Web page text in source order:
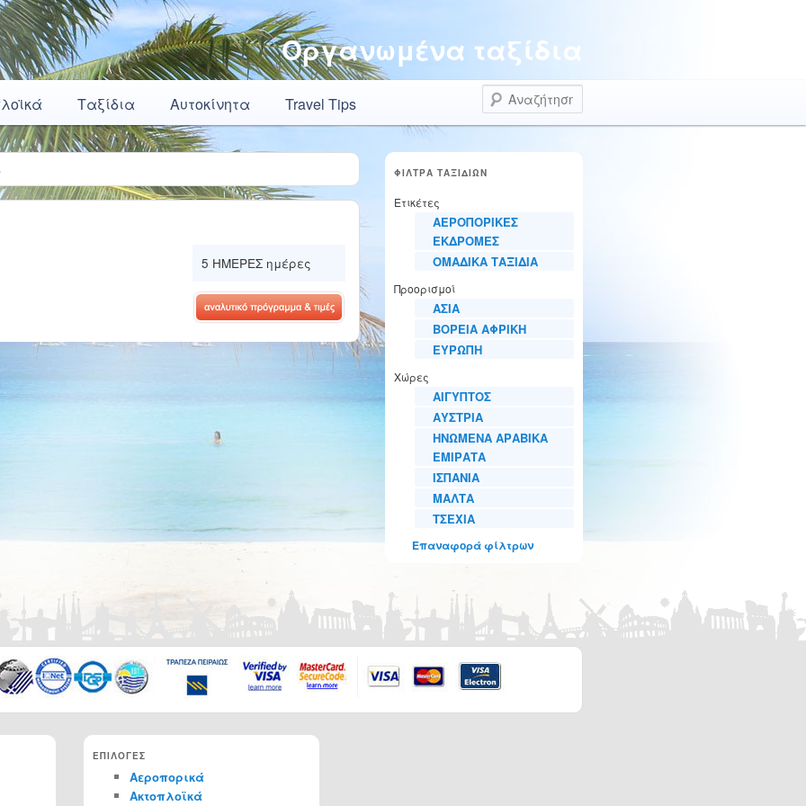
Οργανωμένα ταξίδια
Ταξίδια Αυτοκίνητα Travel Tips
5 ΗΜΕΡΕΣ ημέρες
ΦΙΛΤΡΑ ΤΑΞΙΔΙΩΝ
Ετικέτες
ΑΕΡΟΠΟΡΙΚΕΣ
ΕΚΔΡΟΜΕΣ
ΟΜΑΔΙΚΑ ΤΑΞΙΔΙΑ
Προορισμοί
ΑΣΙΑ
ΒΟΡΕΙΑ ΑΦΡΙΚΗ
ΕΥΡΩΠΗ
Χώρες
ΑΙΓΥΠΤΟΣ
ΑΥΣΤΡΙΑ
ΗΝΩΜΕΝΑ ΑΡΑΒΙΚΑ
ΕΜΙΡΑΤΑ
ΙΣΠΑΝΙΑ
ΜΑΛΤΑ
ΤΣΕΧΙΑ
Επαναφορά φίλτρων
ΕΠΙΛΟΓΕΣ
Αεροπορικά
Ακτοπλοϊκά